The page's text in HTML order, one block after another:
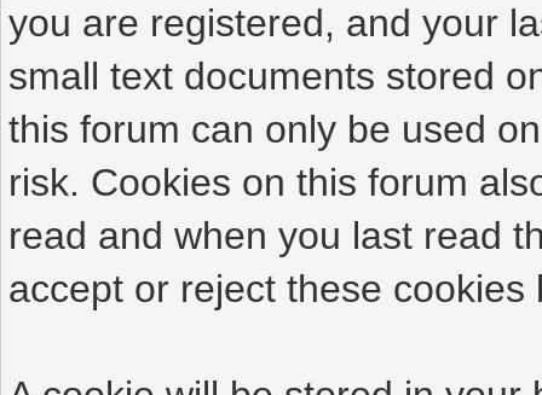
you are registered, and your
small text documents stored
this forum can only be used
risk. Cookies on this forum
read and when you last read
accept or reject these cookies